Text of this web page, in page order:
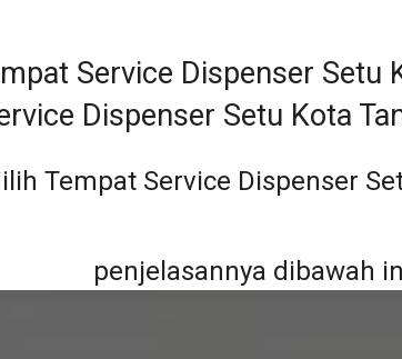
Dispenser Setu Kota
Tempat Service Dispenser
penjelasannya dibawah